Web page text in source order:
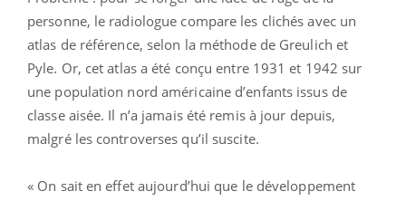
personne, le radiologue compare les clichés avec un
atlas de référence, selon la méthode de Greulich et
Pyle. Or, cet atlas a été conçu entre 1931 et 1942 sur
une population nord américaine d’enfants issus de
classe aisée. Il n’a jamais été remis à jour depuis,
malgré les controverses qu’il suscite.
« On sait en effet aujourd’hui que le développement